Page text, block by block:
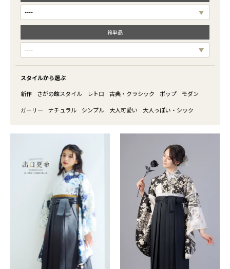
袴単品
スタイルから選ぶ
新作
さがの館スタイル レトロ 古典・クラシック ポップ
モダン
ガーリー
ナチュラル シンプル 大人可愛い 大人っぽい・シック